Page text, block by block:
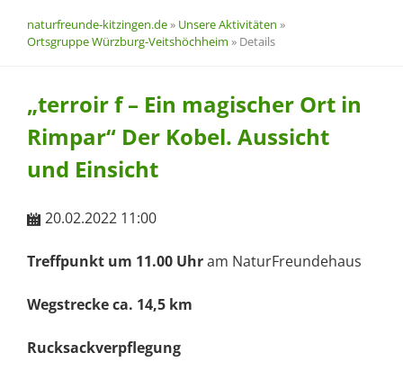
naturfreunde-kitzingen.de» Unsere Aktivitäten »
Ortsgruppe Würzburg-Veitshöchheim » Details
„terroir f – Ein magischer Ort in
Rimpar“ Der Kobel. Aussicht
und Einsicht
20.02.2022 11:00
Treffpunkt um 11.00 Uhram NaturFreundehaus
Wegstrecke ca. 14,5 km
Rucksackverpflegung